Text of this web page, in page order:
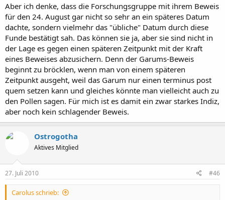
Aber ich denke, dass die Forschungsgruppe mit ihrem Beweis
für den 24. August gar nicht so sehr an ein späteres Datum
dachte, sondern vielmehr das "übliche" Datum durch diese
Funde bestätigt sah. Das können sie ja, aber sie sind nicht in
der Lage es gegen einen späteren Zeitpunkt mit der Kraft
eines Beweises abzusichern. Denn der Garums-Beweis
beginnt zu bröcklen, wenn man von einem späteren
Zeitpunkt ausgeht, weil das Garum nur einen terminus post
quem setzen kann und gleiches könnte man vielleicht auch zu
den Pollen sagen. Für mich ist es damit ein zwar starkes Indiz,
aber noch kein schlagender Beweis.
Ostrogotha
Aktives Mitglied
27. Juli 2010 #46
Carolus schrieb: